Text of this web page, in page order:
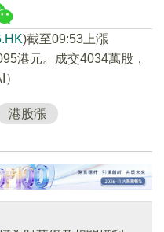
)截至09:53上漲
港元。成交4034萬股，
港股漲